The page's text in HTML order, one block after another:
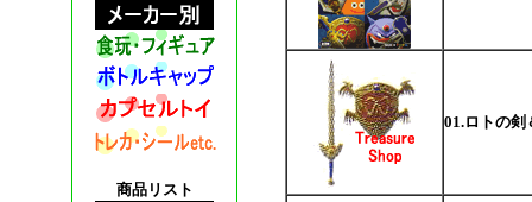
商品リスト
01.ロトの剣